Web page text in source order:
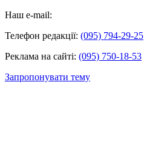
Наш e-mail:
Телефон редакції: (095) 794-29-25
Реклама на сайті: (095) 750-18-53
Запропонувати тему